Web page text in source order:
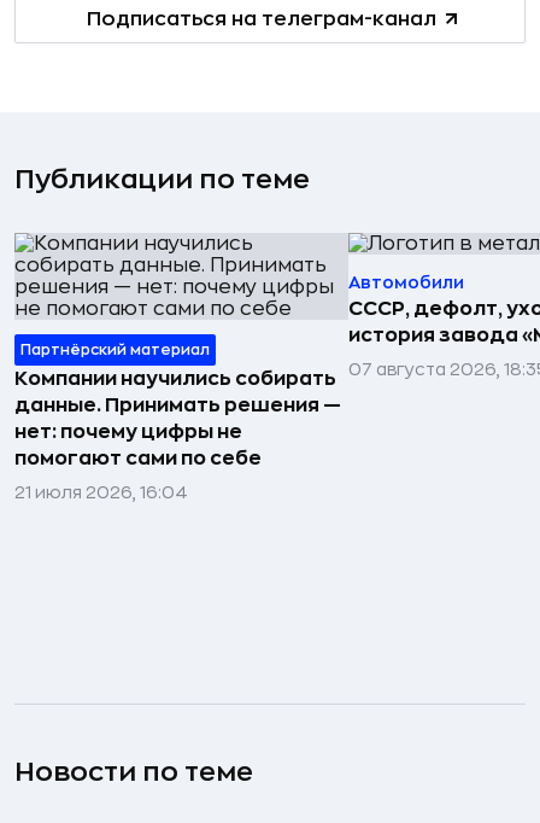
Подписаться на телеграм-канал
Публикации по теме
Партнёрский материал
Компании научились собирать
данные. Принимать решения —
нет: почему цифры не
помогают сами по себе
21 июля 2026, 16:04
Автомобили
СССР, дефолт,
история завода
07 августа 2026,
Новости по теме